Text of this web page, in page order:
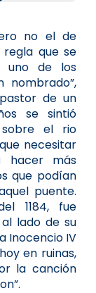
no el de
que se
uno de los
nombrado”,
de un
se sintió
el rio
necesitar
hacer más
que podían
puente.
1184, fue
lado de su
Inocencio IV
en ruinas,
la canción